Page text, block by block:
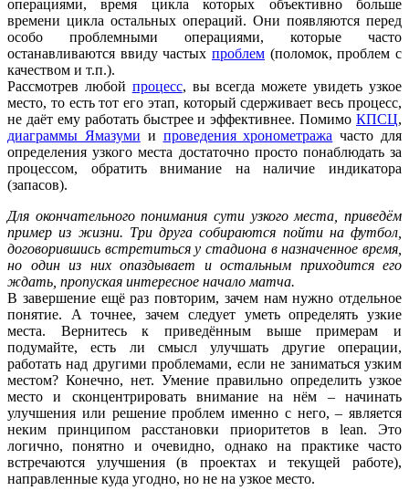
операциями, время цикла которых объективно больше
времени цикла остальных операций. Они появляются перед
особо проблемными операциями, которые часто
останавливаются ввиду частых проблем (поломок, проблем с
качеством и т.п.).
Рассмотрев любой процесс, вы всегда можете увидеть узкое
место, то есть тот его этап, который сдерживает весь процесс,
не даёт ему работать быстрее и эффективнее. Помимо КПСЦ,
диаграммы Ямазуми и проведения хронометража часто для
определения узкого места достаточно просто понаблюдать за
процессом, обратить внимание на наличие индикатора
(запасов).
Для окончательного понимания сути узкого места, приведём
пример из жизни. Три друга собираются пойти на футбол,
договорившись встретиться у стадиона в назначенное время,
но один из них опаздывает и остальным приходится его
ждать, пропуская интересное начало матча.
В завершение ещё раз повторим, зачем нам нужно отдельное
понятие. А точнее, зачем следует уметь определять узкие
места. Вернитесь к приведённым выше примерам и
подумайте, есть ли смысл улучшать другие операции,
работать над другими проблемами, если не заниматься узким
местом? Конечно, нет. Умение правильно определить узкое
место и сконцентрировать внимание на нём – начинать
улучшения или решение проблем именно с него, – является
неким принципом расстановки приоритетов в lean. Это
логично, понятно и очевидно, однако на практике часто
встречаются улучшения (в проектах и текущей работе),
направленные куда угодно, но не на узкое место.